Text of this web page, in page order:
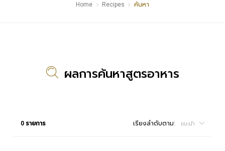
Home Recipes ค้นหา
ผลการค้นหาสูตรอาหาร
0 รายการ เรียงลำดับตาม: แนะนำ